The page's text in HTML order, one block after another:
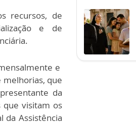
recursos, de
e de
e
melhorias, que
da
que visitam os
da Assistência